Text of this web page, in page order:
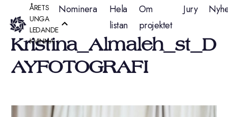
Hoppa
till
innehåll
ÅRETS
UNGA
LEDANDE
KVINNA
Nominera
Hela
listan
Om
projektet
Jury
Kristina_Almaleh_st_D
AYFOTOGRAFI